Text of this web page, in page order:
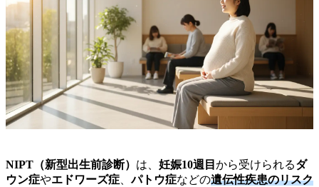
NIPT（新型出生前診断） は、 妊娠10週目 から受けられるダ
ウン症やエドワーズ症 、パトウ症などの遺伝性疾患のリスク